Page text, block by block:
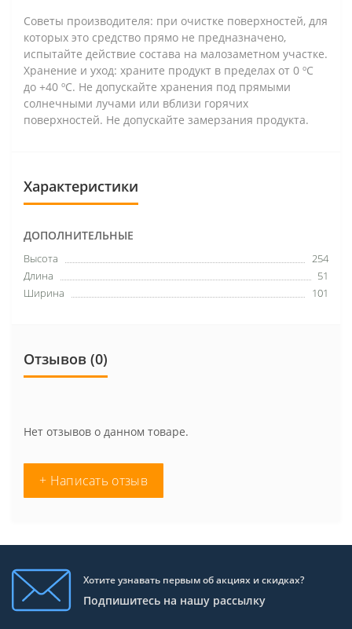
Советы производителя: при очистке поверхностей, для
которых это средство прямо не предназначено,
испытайте действие состава на малозаметном участке.
Хранение и уход: храните продукт в пределах от 0 ºC
до +40 ºC. Не допускайте хранения под прямыми
солнечными лучами или вблизи горячих
поверхностей. Не допускайте замерзания продукта.
Характеристики
ДОПОЛНИТЕЛЬНЫЕ
Высота
254
Длина
51
Ширина
101
Отзывов (0)
Нет отзывов о данном товаре.
+ Написать отзыв
Хотите узнавать первым об акциях и скидках?
Подпишитесь на нашу рассылку